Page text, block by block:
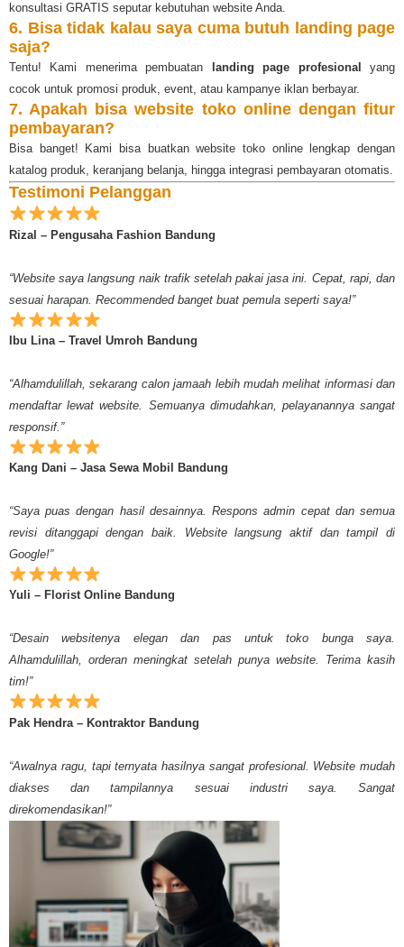
konsultasi GRATIS seputar kebutuhan website Anda.
6. Bisa tidak kalau saya cuma butuh landing page
saja?
Tentu! Kami menerima pembuatan landing page profesional
yang
cocok untuk promosi produk, event, atau kampanye iklan berbayar.
7. Apakah bisa website toko online dengan fitur
pembayaran?
Bisa banget! Kami bisa buatkan website toko online lengkap dengan
katalog produk, keranjang belanja, hingga integrasi pembayaran otomatis.
Testimoni Pelanggan
Rizal – Pengusaha Fashion Bandung
“Website saya langsung naik trafik setelah pakai jasa ini. Cepat, rapi, dan
sesuai harapan. Recommended banget buat pemula seperti saya!”
Ibu Lina – Travel Umroh Bandung
“Alhamdulillah, sekarang calon jamaah lebih mudah melihat informasi dan
mendaftar lewat website. Semuanya dimudahkan, pelayanannya sangat
responsif.”
Kang Dani – Jasa Sewa Mobil Bandung
“Saya puas dengan hasil desainnya. Respons admin cepat dan semua
revisi ditanggapi dengan baik. Website langsung aktif dan tampil di
Google!”
Yuli – Florist Online Bandung
“Desain websitenya elegan dan pas untuk toko bunga saya.
Alhamdulillah, orderan meningkat setelah punya website. Terima kasih
tim!”
Pak Hendra – Kontraktor Bandung
“Awalnya ragu, tapi ternyata hasilnya sangat profesional. Website mudah
diakses dan tampilannya sesuai industri saya. Sangat
direkomendasikan!”